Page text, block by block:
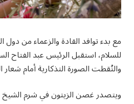
مع بدء توافد القادة والزعماء من
للسلام، استقبل الرئيس عبد الفتاح
والتُقطت الصورة التذكارية أمام شعار
ويتصدر غصن الزيتون في شرم الشيخ